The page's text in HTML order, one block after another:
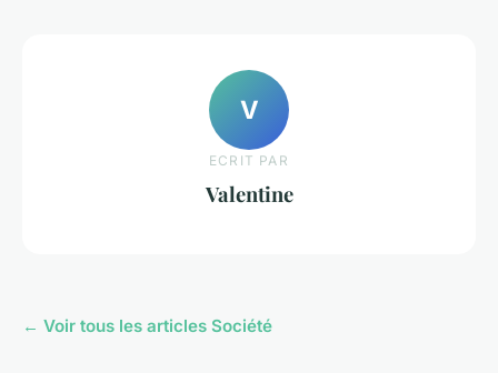
V
ECRIT PAR
Valentine
← Voir tous les articles Société